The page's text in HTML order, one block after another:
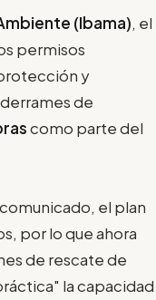
(Ibama), el
permisos
y
de
como parte del
el plan
por lo que ahora
de rescate de
la capacidad